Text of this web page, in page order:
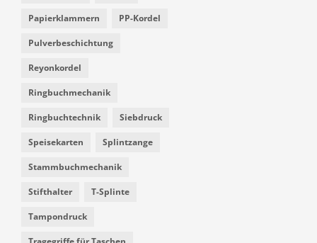
Papierklammern PP-Kordel
Pulverbeschichtung
Reyonkordel
Ringbuchmechanik
Ringbuchtechnik Siebdruck
Speisekarten Splintzange
Stammbuchmechanik
Stifthalter T-Splinte
Tampondruck